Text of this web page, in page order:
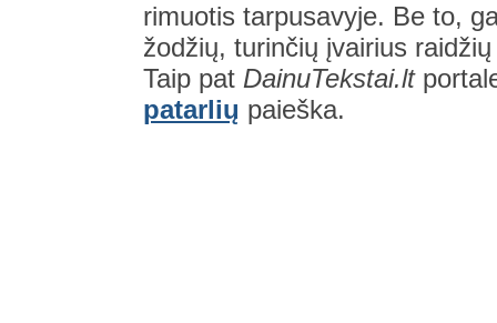
rimuotis tarpusavyje. Be to,
žodžių, turinčių įvairius
Taip pat DainuTekstai.lt
patarlių paieška.